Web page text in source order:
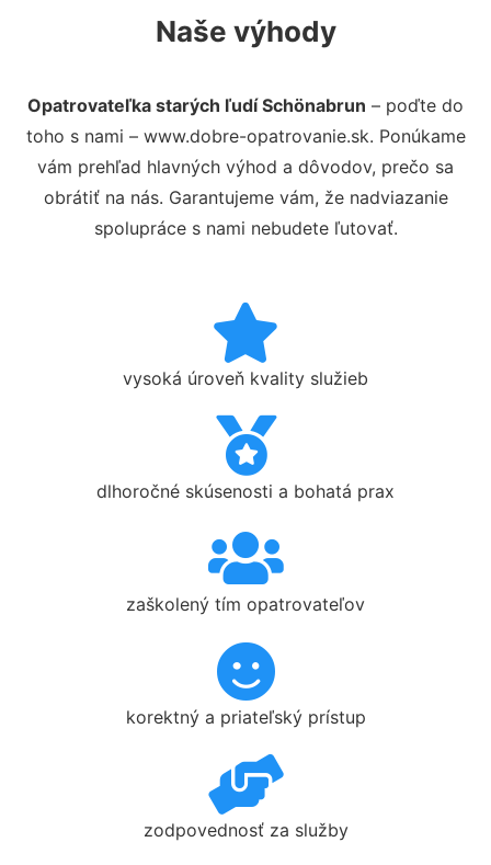
Naše výhody
Opatrovateľka starých ľudí Schönabrun – poďte do
toho s nami – www.dobre-opatrovanie.sk. Ponúkame
vám prehľad hlavných výhod a dôvodov, prečo sa
obrátiť na nás. Garantujeme vám, že nadviazanie
spolupráce s nami nebudete ľutovať.
vysoká úroveň kvality služieb
dlhoročné skúsenosti a bohatá prax
zaškolený tím opatrovateľov
korektný a priateľský prístup
zodpovednosť za služby